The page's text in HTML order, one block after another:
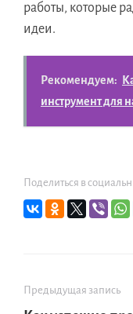
работы, которые
идеи.
Рекомендуем:
инструмент для
Поделиться в
Предыдущая запись